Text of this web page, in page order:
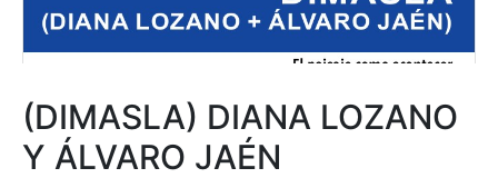
(DIMASLA) DIANA LOZANO
Y ÁLVARO JAÉN